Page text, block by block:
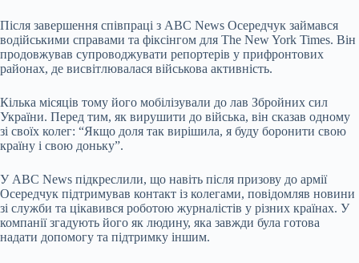
Після завершення співпраці з ABC News Осередчук займався
водійськими справами та фіксінгом для The New York Times. Він
продовжував супроводжувати репортерів у прифронтових
районах, де висвітлювалася військова активність.
Кілька місяців тому його мобілізували до лав Збройних сил
України. Перед тим, як вирушити до війська, він сказав одному
зі своїх колег: “Якщо доля так вирішила, я буду боронити свою
країну і свою доньку”.
У ABC News підкреслили, що навіть після призову до армії
Осередчук підтримував контакт із колегами, повідомляв новини
зі служби та цікавився роботою журналістів у різних країнах. У
компанії згадують його як людину, яка завжди була готова
надати допомогу та підтримку іншим.